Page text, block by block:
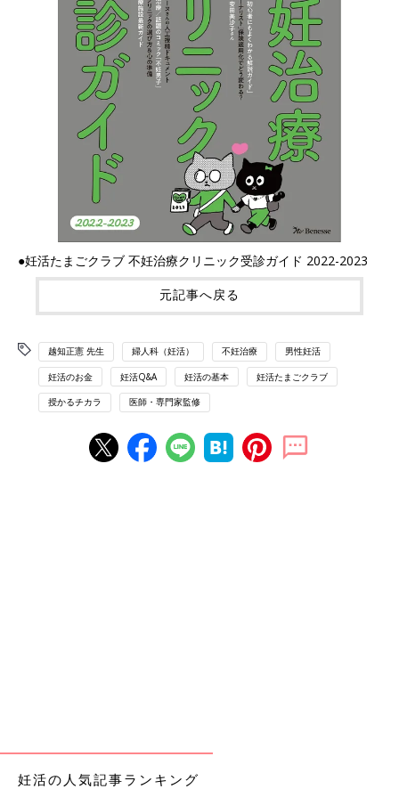
●妊活たまごクラブ 不妊治療クリニック受診ガイド 2022-2023
元記事へ戻る
越知正憲 先生 婦人科（妊活） 不妊治療 男性妊活
妊活のお金 妊活Q&A 妊活の基本 妊活たまごクラブ
授かるチカラ 医師・専門家監修
妊活の人気記事ランキング